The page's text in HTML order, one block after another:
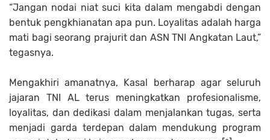
“Jangan nodai niat suci kita dalam mengabdi dengan
bentuk pengkhianatan apa pun. Loyalitas adalah harga
mati bagi seorang prajurit dan ASN TNI Angkatan Laut,”
tegasnya.
Mengakhiri amanatnya, Kasal berharap agar seluruh
jajaran TNI AL terus meningkatkan profesionalisme,
loyalitas, dan dedikasi dalam menjalankan tugas, serta
menjadi garda terdepan dalam mendukung program